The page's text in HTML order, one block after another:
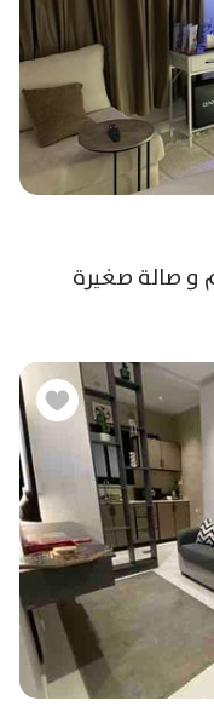
و صالة صغيرة